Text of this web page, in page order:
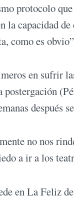
protocolo
capacidad
como es
en sufrir
después
no nos
a ir a los
en La Feliz